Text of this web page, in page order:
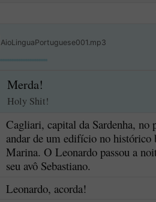
AioLinguaPortuguese001.mp3
Merda!
Holy Shit!
Cagliari, capital da Sardenha, no
andar de um edifício no histórico
Marina. O Leonardo passou a
seu avô Sebastiano.
Leonardo, acorda!